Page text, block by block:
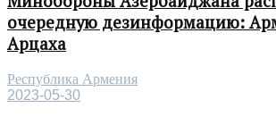
очередную дезинформацию:
Арцаха
Республика Армения
2023-05-30